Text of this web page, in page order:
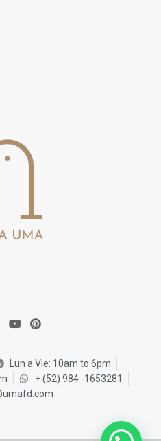
Lun a Vie: 10am to 6pm
+ (52) 984 -1653281